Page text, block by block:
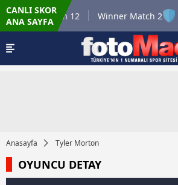
CANLI SKOR
ANA SAYFA
Winner Match 12 Winner Match 2
Anasayfa Tyler Morton
OYUNCU DETAY